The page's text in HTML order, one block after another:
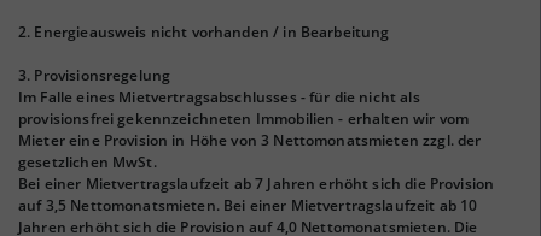
2. Energieausweis nicht vorhanden / in Bearbeitung
3. Provisionsregelung
Im Falle eines Mietvertragsabschlusses - für die nicht als
provisionsfrei gekennzeichneten Immobilien - erhalten wir vom
Mieter eine Provision in Höhe von 3 Nettomonatsmieten zzgl. der
gesetzlichen MwSt.
Bei einer Mietvertragslaufzeit ab 7 Jahren erhöht sich die Provision
auf 3,5 Nettomonatsmieten. Bei einer Mietvertragslaufzeit ab 10
Jahren erhöht sich die Provision auf 4,0 Nettomonatsmieten. Die